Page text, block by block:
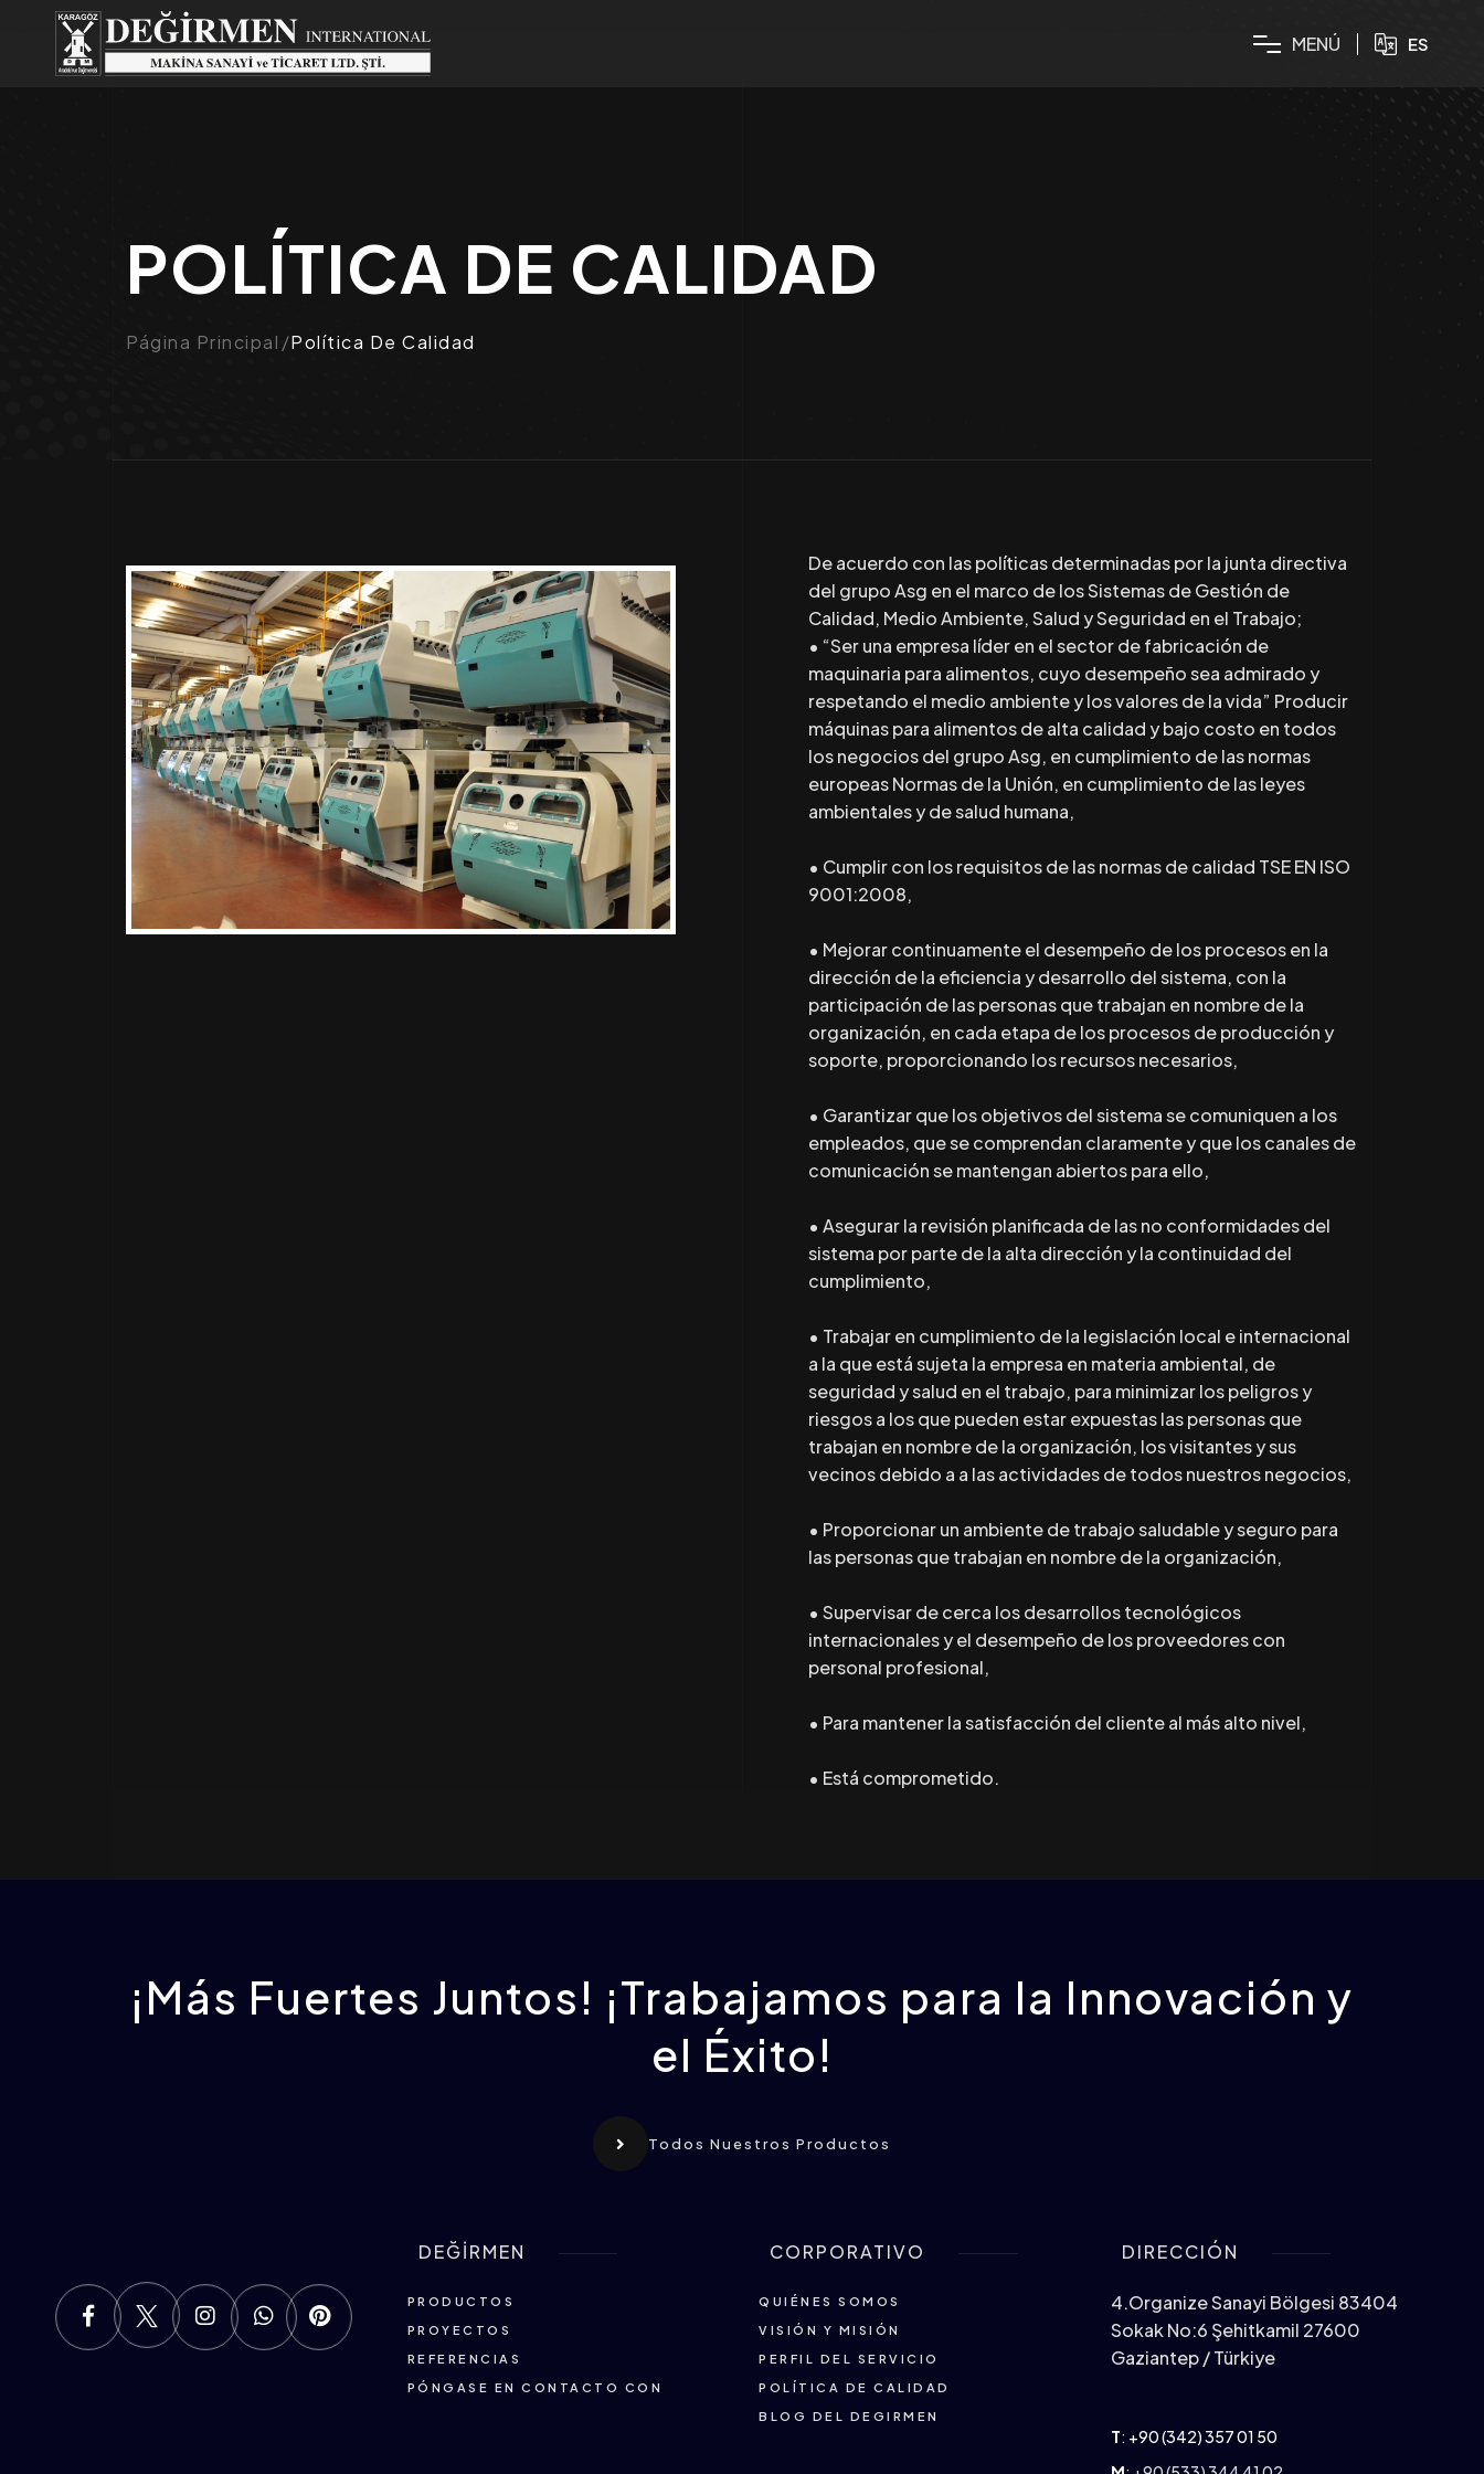
MENÚ ES
POLÍTICA DE CALIDAD
Página Principal Política De Calidad
De acuerdo con las políticas determinadas por la junta directiva
del grupo Asg en el marco de los Sistemas de Gestión de
Calidad, Medio Ambiente, Salud y Seguridad en el Trabajo;
• “Ser una empresa líder en el sector de fabricación de
maquinaria para alimentos, cuyo desempeño sea admirado y
respetando el medio ambiente y los valores de la vida” Producir
máquinas para alimentos de alta calidad y bajo costo en todos
los negocios del grupo Asg, en cumplimiento de las normas
europeas Normas de la Unión, en cumplimiento de las leyes
ambientales y de salud humana,
• Cumplir con los requisitos de las normas de calidad TSE EN ISO
9001:2008,
• Mejorar continuamente el desempeño de los procesos en la
dirección de la eficiencia y desarrollo del sistema, con la
participación de las personas que trabajan en nombre de la
organización, en cada etapa de los procesos de producción y
soporte, proporcionando los recursos necesarios,
• Garantizar que los objetivos del sistema se comuniquen a los
empleados, que se comprendan claramente y que los canales de
comunicación se mantengan abiertos para ello,
• Asegurar la revisión planificada de las no conformidades del
sistema por parte de la alta dirección y la continuidad del
cumplimiento,
• Trabajar en cumplimiento de la legislación local e internacional
a la que está sujeta la empresa en materia ambiental, de
seguridad y salud en el trabajo, para minimizar los peligros y
riesgos a los que pueden estar expuestas las personas que
trabajan en nombre de la organización, los visitantes y sus
vecinos debido a a las actividades de todos nuestros negocios,
• Proporcionar un ambiente de trabajo saludable y seguro para
las personas que trabajan en nombre de la organización,
• Supervisar de cerca los desarrollos tecnológicos
internacionales y el desempeño de los proveedores con
personal profesional,
• Para mantener la satisfacción del cliente al más alto nivel,
• Está comprometido.
¡Más Fuertes Juntos! ¡Trabajamos para la Innovación y
el Éxito!
Todos Nuestros Productos
DEĞİRMEN
PRODUCTOS
PROYECTOS
REFERENCIAS
PÓNGASE EN CONTACTO CON
CORPORATIVO
QUIÉNES SOMOS
VISIÓN Y MISIÓN
PERFIL DEL SERVICIO
POLÍTICA DE CALIDAD
BLOG DEL DEGIRMEN
DIRECCIÓN
4.Organize Sanayi Bölgesi 83404
Sokak No:6 Şehitkamil 27600
Gaziantep / Türkiye
T: +90 (342) 357 01 50